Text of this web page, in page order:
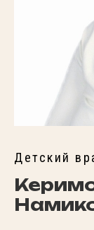
Детский